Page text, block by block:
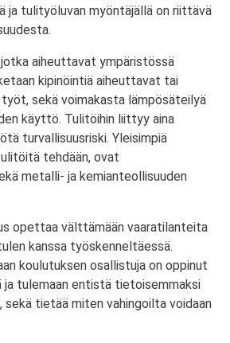
tulityöluvan myöntäjällä on riittävä
aiheuttavat ympäristössä
kipinöintiä aiheuttavat tai
sekä voimakasta lämpösäteilyä
käyttö. Tulitöihin liittyy aina
turvallisuusriski. Yleisimpiä
tehdään, ovat
metalli- ja kemianteollisuuden
opettaa välttämään vaaratilanteita
kanssa työskenneltäessä.
koulutuksen osallistuja on oppinut
ja tulemaan entistä tietoisemmaksi
tietää miten vahingoilta voidaan